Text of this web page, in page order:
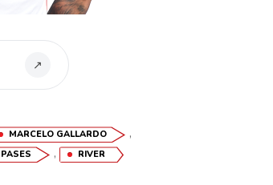
↗
MARCELO GALLARDO ,
, RIVER